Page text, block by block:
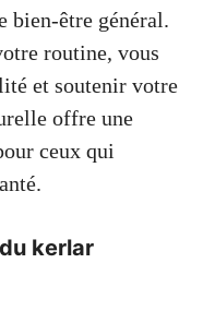
bien-être général.
routine, vous
et soutenir votre
offre une
ceux qui
kerlar